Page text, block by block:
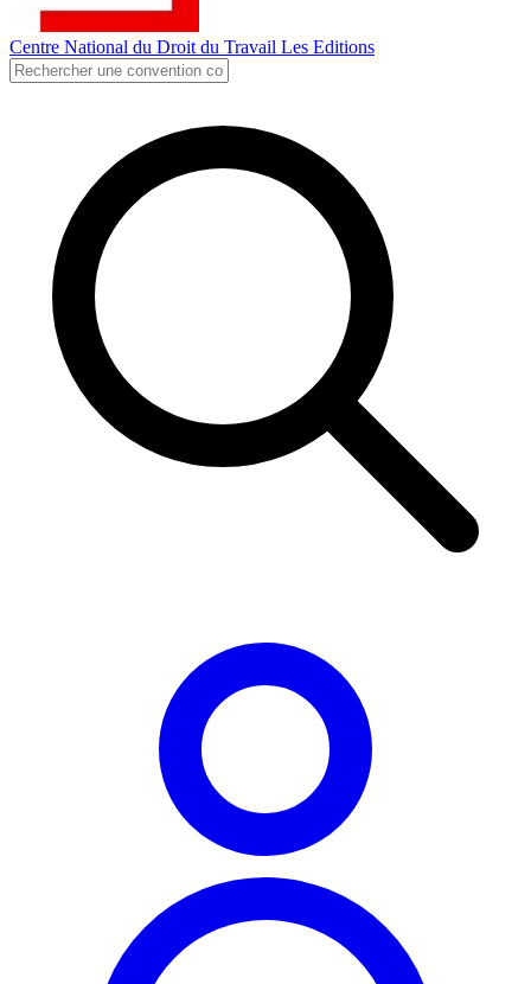
Centre National du Droit du Travail Les Editions